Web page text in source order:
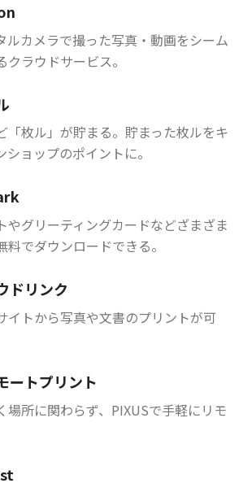
ルカメラで撮った写真・動画をシーム
クラウドサービス。
「枚ル」が貯まる。貯まった枚ルをキ
ョップのポイントに。
やグリーティングカードなどざまざま
でダウンロードできる。
ドリンク
イトから写真や文書のプリントが可
ートプリント
場所に関わらず、PIXUSで手軽にリモ